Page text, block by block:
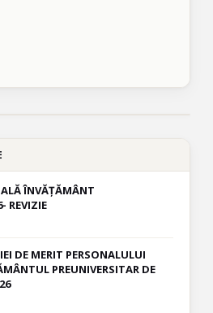
ÎNVĂȚĂMÂNT
REVIZIE
DE MERIT PERSONALULUI
PREUNIVERSITAR DE